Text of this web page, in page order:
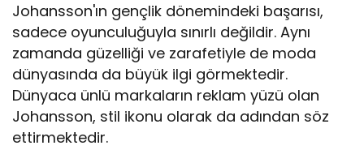
Johansson'ın gençlik dönemindeki başarısı,
sadece oyunculuğuyla sınırlı değildir. Aynı
zamanda güzelliği ve zarafetiyle de moda
dünyasında da büyük ilgi görmektedir.
Dünyaca ünlü markaların reklam yüzü olan
Johansson, stil ikonu olarak da adından söz
ettirmektedir.